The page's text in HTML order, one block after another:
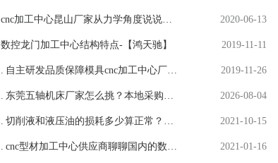
的一些相关工艺-【鸿天驰】
cnc加工中心昆山厂家从力学角度说说数
控刀具性能匹配-【鸿天驰】
2020-06-13
数控龙门加工中心结构特点-【鸿天驰】 2019-11-11
自主研发品质保障模具cnc加工中心厂家
认准鸿天驰-【鸿天驰】
2019-11-26
东莞五轴机床厂家怎么挑？本地采购的 3
个实在建议
2026-08-04
切削液和液压油的损耗多少算正常？
CNC加工中心厂家看法-鸿天驰
2021-10-15
cnc型材加工中心供应商聊聊国内的数控 2021-01-16